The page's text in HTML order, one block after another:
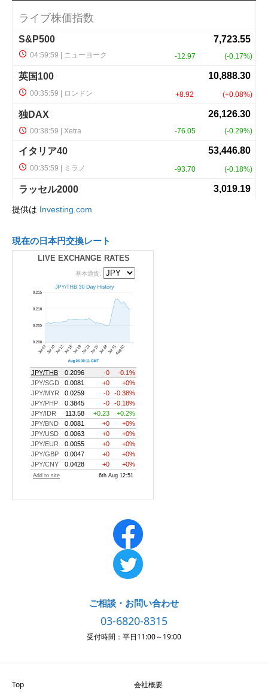
提供は Investing.com
現在の日本円交換レート
LIVE EXCHANGE RATES
ご相談・お問い合わせ
03-6820-8315
受付時間：平日11:00～19:00
Top 会社概要